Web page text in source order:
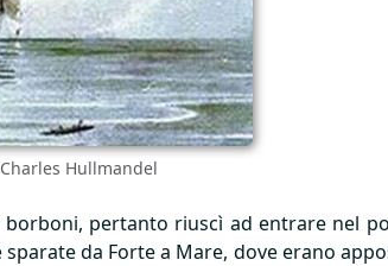
Hullmandel
borboni, pertanto riuscì ad entrare nel
da Forte a Mare, dove erano